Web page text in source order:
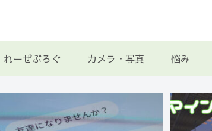
れーぜぶろぐ カメラ・写真 悩み